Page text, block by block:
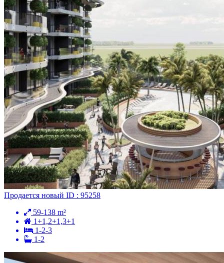
Продается новый ID : 95258
59-138 m²
1+1,2+1,3+1
1-2-3
1-2